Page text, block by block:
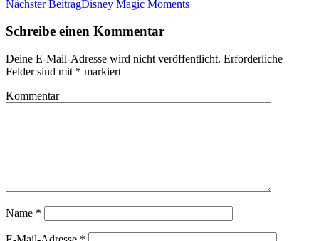
Nächster BeitragDisney Magic Moments
Schreibe einen Kommentar
Deine E-Mail-Adresse wird nicht veröffentlicht. Erforderliche
Felder sind mit * markiert
Kommentar
Name *